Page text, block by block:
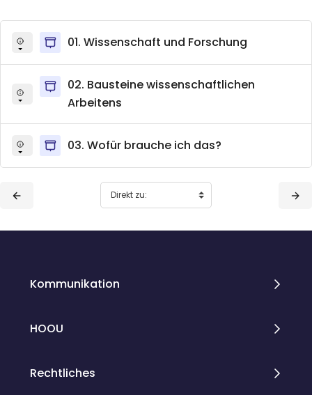
01. Wissenschaft und Forschung
02. Bausteine wissenschaftlichen
Arbeitens
03. Wofür brauche ich das?
Kommunikation
HOOU
Rechtliches